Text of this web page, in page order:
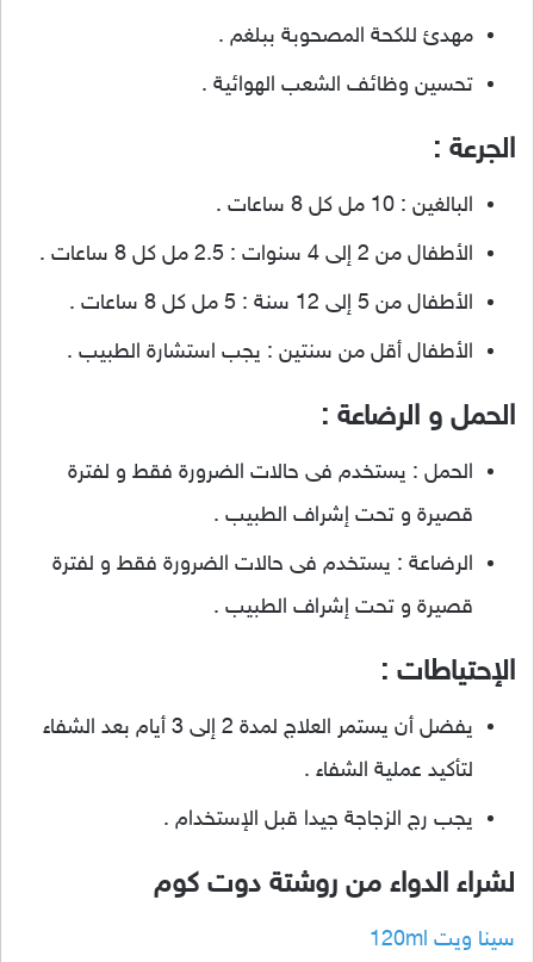
مهدئ للكحة المصحوبة ببلغم .
تحسين وظائف الشعب الهوائية .
الجرعة :
البالغين : 10 مل كل 8 ساعات .
الأطفال من 2 إلى 4 سنوات : 2.5 مل كل 8 ساعات .
الأطفال من 5 إلى 12 سنة : 5 مل كل 8 ساعات .
الأطفال أقل من سنتين : يجب استشارة الطبيب .
الحمل و الرضاعة :
الحمل : يستخدم فى حالات الضرورة فقط و لفترة
قصيرة و تحت إشراف الطبيب .
الرضاعة : يستخدم فى حالات الضرورة فقط و لفترة
قصيرة و تحت إشراف الطبيب .
الإحتياطات :
يفضل أن يستمر العلاج لمدة 2 إلى 3 أيام بعد الشفاء
لتأكيد عملية الشفاء .
يجب رج الزجاجة جيدا قبل الإستخدام .
لشراء الدواء من روشتة دوت كوم
سينا ويت 120ml